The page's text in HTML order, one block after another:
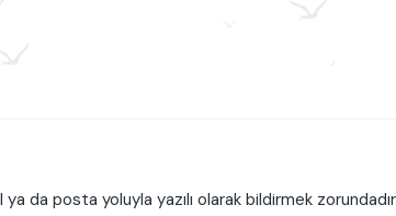
posta yoluyla yazılı olarak bildirmek